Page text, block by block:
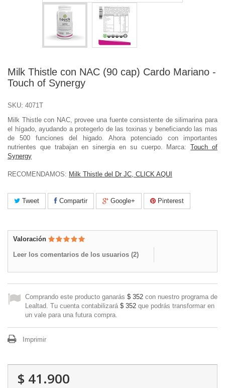
Milk Thistle con NAC (90 cap) Cardo Mariano -
Touch of Synergy
SKU: 4071T
Milk Thistle con NAC, provee una fuente consistente de silimarina para
el hígado, ayudando a protegerlo de las toxinas y beneficiando las mas
de 500 funciones del higado. Ahora potenciado con importantes
nutrientes que trabajan en sinergia en su cuerpo. Marca:Touch of
Synergy
RECOMENDAMOS: Milk Thistle del Dr JC, CLICK AQUI
Tweet Compartir Google+ Pinterest
Valoración
Leer los comentarios de los usuarios (2)
Comprando este producto ganarás $ 352 con nuestro programa de
Lealtad. Tu cuenta contabilizará $ 352 que podrás transformar en
un vale para una futura compra.
Imprimir
$ 41.900